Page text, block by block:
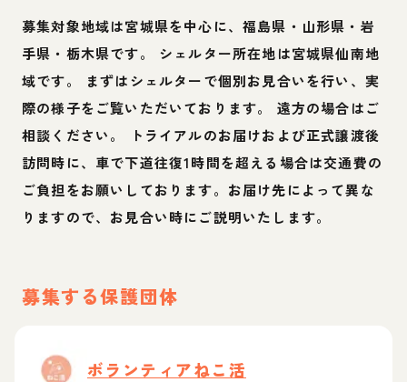
募集対象地域は宮城県を中心に、福島県・山形県・岩
手県・栃木県です。 シェルター所在地は宮城県仙南地
域です。 まずはシェルターで個別お見合いを行い、実
際の様子をご覧いただいております。 遠方の場合はご
相談ください。 トライアルのお届けおよび正式譲渡後
訪問時に、車で下道往復1時間を超える場合は交通費の
ご負担をお願いしております。お届け先によって異な
りますので、お見合い時にご説明いたします。
募集する保護団体
ボランティアねこ活